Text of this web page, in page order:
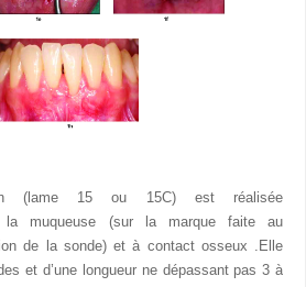
(lame 15 ou 15C) est réalisée
la muqueuse (sur la marque faite au
de la sonde) et à contact osseux .Elle
et d’une longueur ne dépassant pas 3 à